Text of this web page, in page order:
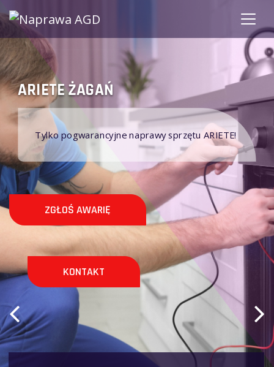
ARIETE!
ŻAGAŃ ARIETE
Nie naprawiamy sprzętu AGD
ZGŁOŚ AWARIĘ
KONTAKT